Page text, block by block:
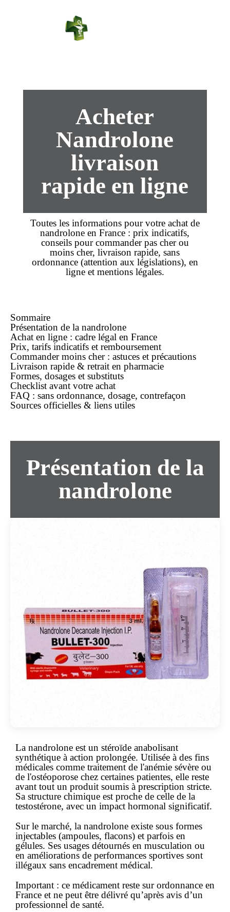
Acheter
Nandrolone
livraison
rapide en ligne
Toutes les informations pour votre achatde
nandrolone en France :prix indicatifs,
conseils pour commanderpas cherou
moins cher, livraison rapide,sans
ordonnance(attention aux législations), en
ligneet mentions légales.
Sommaire
Présentation de la nandrolone
Achat en ligne : cadre légal en France
Prix, tarifs indicatifs et remboursement
Commander moins cher : astuces et précautions
Livraison rapide & retrait en pharmacie
Formes, dosages et substituts
Checklist avant votre achat
FAQ : sans ordonnance, dosage, contrefaçon
Sources officielles & liens utiles
Présentation de la
nandrolone
La nandrolone est un stéroïde anabolisant
synthétique à action prolongée. Utilisée à des fins
médicales comme traitement de l'anémie sévère ou
de l'ostéoporose chez certaines patientes, elle reste
avant tout un produit soumis à prescription stricte.
Sa structure chimique est proche de celle de la
testostérone, avec un impact hormonal significatif.
Sur le marché, la nandrolone existe sous formes
injectables (ampoules, flacons) et parfois en
gélules. Ses usages détournés en musculation ou
en améliorations de performances sportives sont
illégaux sans encadrement médical.
Important : ce médicament reste sur ordonnance en
France et ne peut être délivré qu’après avis d’un
professionnel de santé.